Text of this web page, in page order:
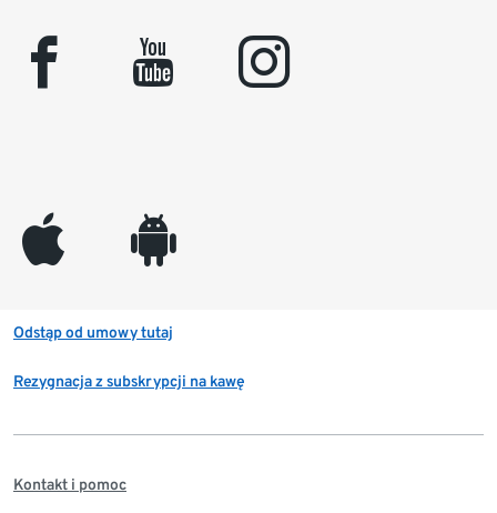
facebook youtube instagram
appleinc android
Odstąp od umowy tutaj
Rezygnacja z subskrypcji na kawę
Kontakt i pomoc